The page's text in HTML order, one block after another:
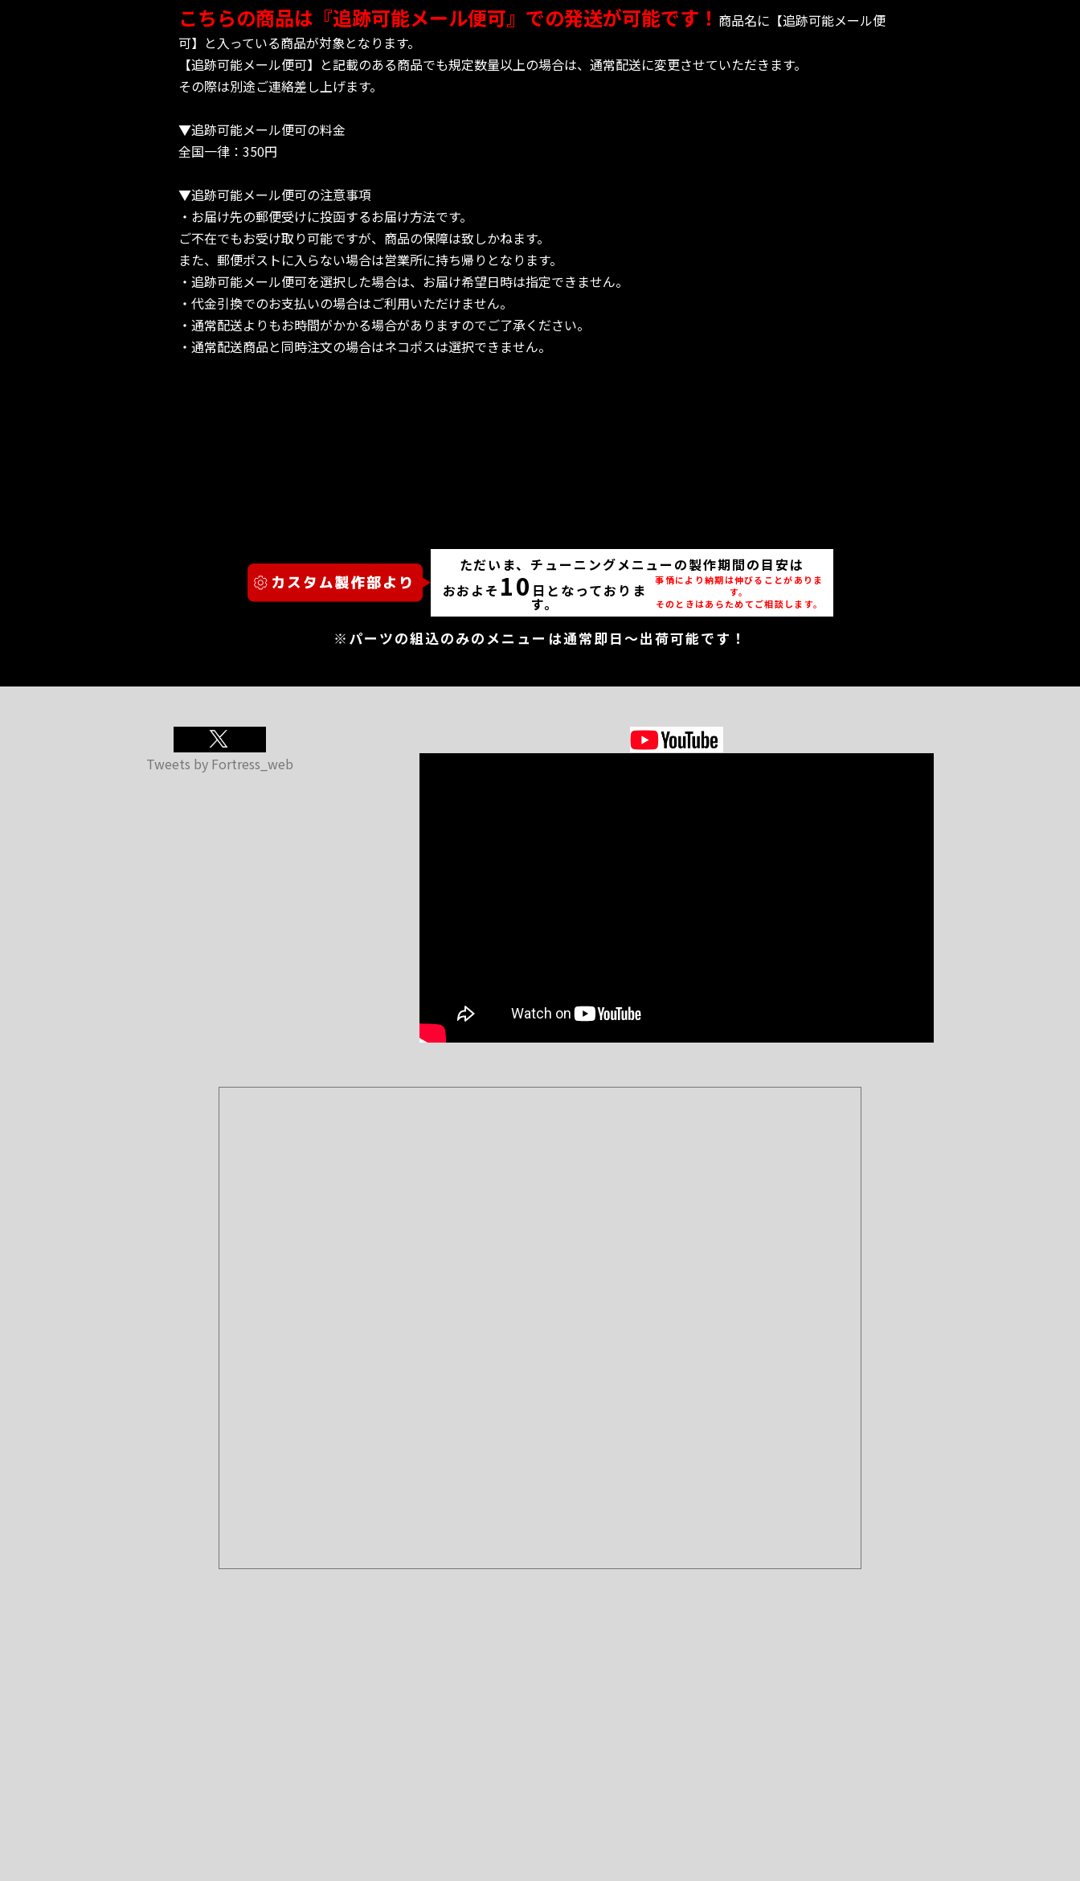
こちらの商品は『追跡可能メール便可』での発送が可能です！ 商品名に【追跡可能メール便
可】と入っている商品が対象となります。
【追跡可能メール便可】と記載のある商品でも規定数量以上の場合は、通常配送に変更させていただきます。
その際は別途ご連絡差し上げます。
▼追跡可能メール便可の料金
全国一律：350円
▼追跡可能メール便可の注意事項
・お届け先の郵便受けに投函するお届け方法です。
ご不在でもお受け取り可能ですが、商品の保障は致しかねます。
また、郵便ポストに入らない場合は営業所に持ち帰りとなります。
・追跡可能メール便可を選択した場合は、お届け希望日時は指定できません。
・代金引換でのお支払いの場合はご利用いただけません。
・通常配送よりもお時間がかかる場合がありますのでご了承ください。
・通常配送商品と同時注文の場合はネコポスは選択できません。
ただいま、チューニングメニューの製作期間の目安は
おおよそ 10 日となっておりま
す。
事情により納期は伸びることがありま
す。
そのときはあらためてご相談します。
※パーツの組込のみのメニューは通常即日～出荷可能です！
Tweets by Fortress_web